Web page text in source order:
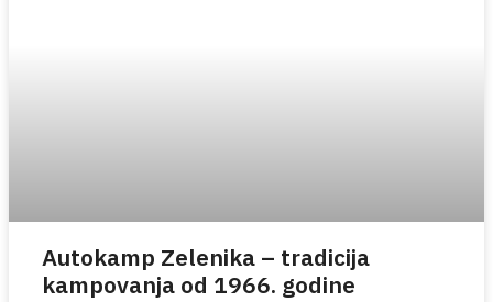
Autokamp Zelenika – tradicija
kampovanja od 1966. godine